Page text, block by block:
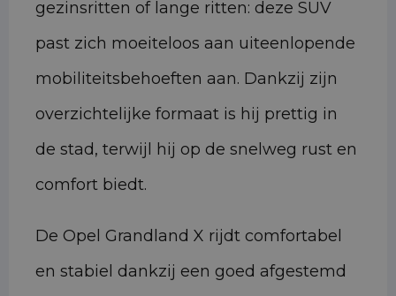
gezinsritten of lange ritten: deze SUV
past zich moeiteloos aan uiteenlopende
mobiliteitsbehoeften aan. Dankzij zijn
overzichtelijke formaat is hij prettig in
de stad, terwijl hij op de snelweg rust en
comfort biedt.
De Opel Grandland X rijdt comfortabel
en stabiel dankzij een goed afgestemd